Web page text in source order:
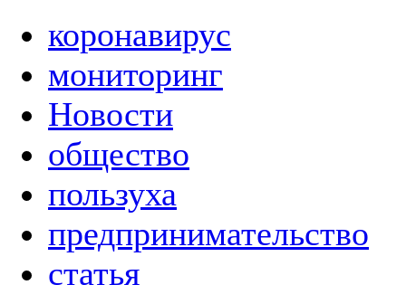
коронавирус
мониторинг
Новости
общество
пользуха
предпринимательство
статья